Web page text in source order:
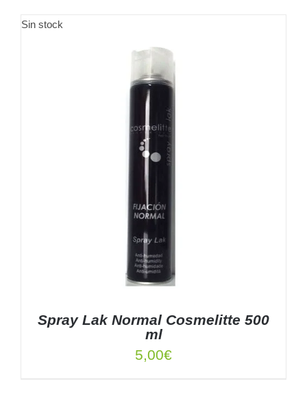
DETALLES
Sin stock
Spray Lak Normal Cosmelitte 500
ml
5,00€